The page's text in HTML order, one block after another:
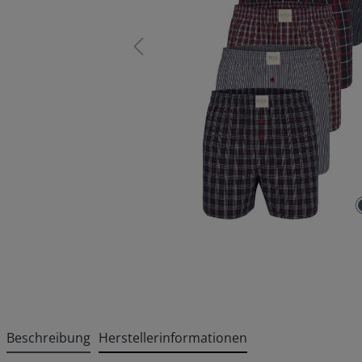
Beschreibung Herstellerinformationen